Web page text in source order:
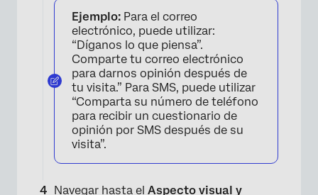
Ejemplo: Para el correo
electrónico, puede utilizar:
“Díganos lo que piensa”.
Comparte tu correo electrónico
para darnos opinión después de
tu visita.” Para SMS, puede utilizar
“Comparta su número de teléfono
para recibir un cuestionario de
opinión por SMS después de su
visita”.
Navegar hasta el Aspecto visual y